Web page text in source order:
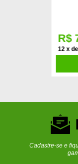
R$
12 x
Cadastre-se e